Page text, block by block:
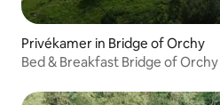
Privékamer in Bridge of Orchy